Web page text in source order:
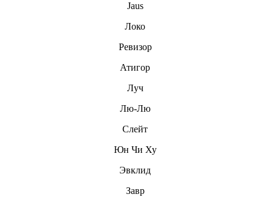
Jaus
Локо
Ревизор
Атигор
Луч
Лю-Лю
Слейт
Юн Чи Ху
Эвклид
Завр